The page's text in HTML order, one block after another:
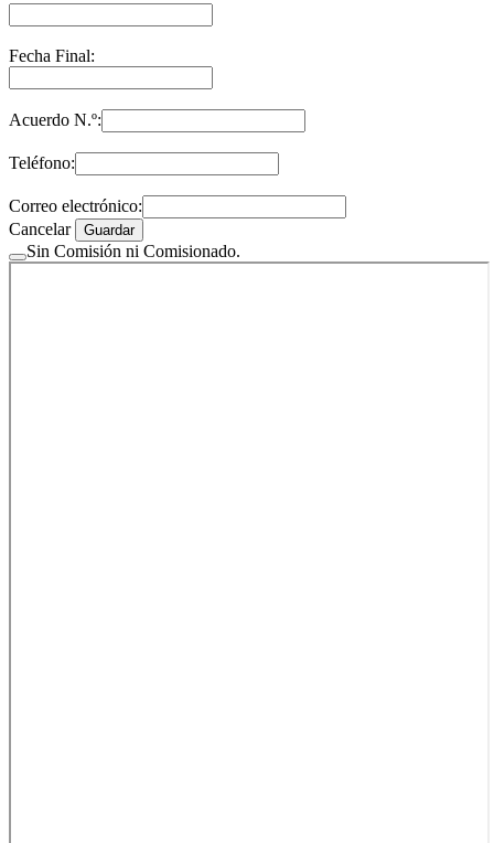
Fecha Final:
Acuerdo N.º:
Teléfono:
Correo electrónico:
Cancelar
Guardar
Sin Comisión ni Comisionado.